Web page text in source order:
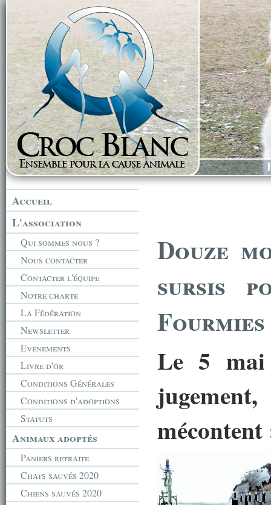
Accueil
L'association
Qui sommes nous ?
Nous contacter
Contacter l'équipe
Notre charte
La Fédération
Newsletter
Evenements
Livre d'or
Conditions Générales
Conditions d'adoptions
Statuts
Animaux adoptés
Paniers retraite
Chats sauvés 2020
Chiens sauvés 2020
Douze
sursis
Fourmies
Le 5 mai
mécontent